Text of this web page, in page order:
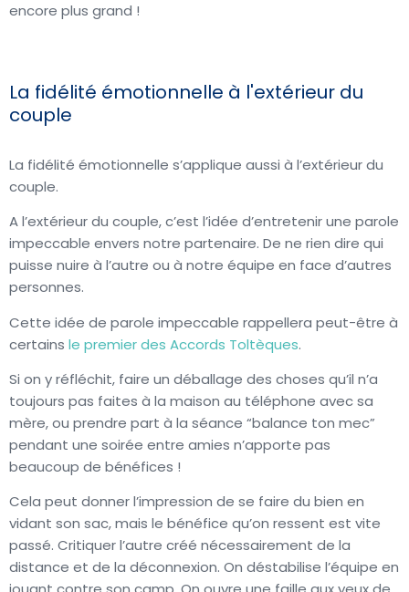
encore plus grand !
La fidélité émotionnelle à l'extérieur du
couple ​
La fidélité émotionnelle s’applique aussi à l’extérieur du
couple.
A l’extérieur du couple, c’est l’idée d’entretenir une parole
impeccable envers notre partenaire. De ne rien dire qui
puisse nuire à l’autre ou à notre équipe en face d’autres
personnes.
Cette idée de parole impeccable rappellera peut-être à
certains le premier des Accords Toltèques.
Si on y réfléchit, faire un déballage des choses qu’il n’a
toujours pas faites à la maison au téléphone avec sa
mère, ou prendre part à la séance “balance ton mec”
pendant une soirée entre amies n’apporte pas
beaucoup de bénéfices !
Cela peut donner l’impression de se faire du bien en
vidant son sac, mais le bénéfice qu’on ressent est vite
passé. Critiquer l’autre créé nécessairement de la
distance et de la déconnexion. On déstabilise l’équipe en